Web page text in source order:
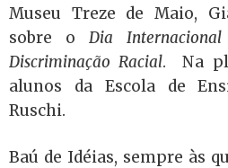
Museu Treze de Maio,
sobre o Dia
Discriminação Racial. Na
alunos da Escola de
Ruschi.
Baú de Idéias, sempre às